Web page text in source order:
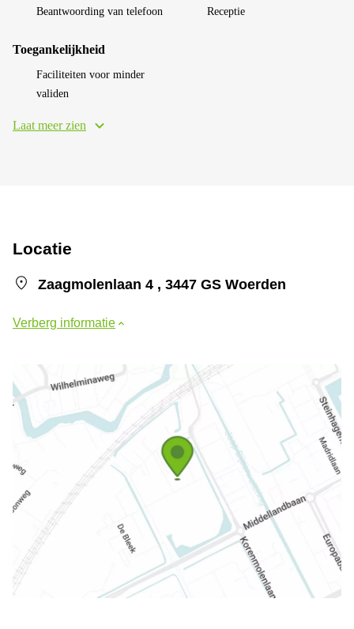
Beantwoording van telefoon Receptie
Toegankelijkheid
Faciliteiten voor minder
validen
Laat meer zien
Locatie
Zaagmolenlaan 4 , 3447 GS Woerden
Verberg informatie